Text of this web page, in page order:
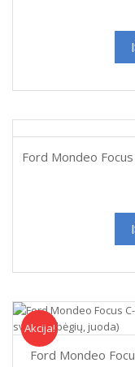
Ford Mondeo
Akcija
Akcija!
Ford Mondeo